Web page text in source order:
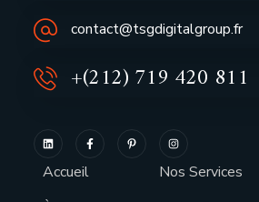
contact@tsgdigitalgroup.fr
+(212) 719 420 811
Accueil
Nos Services